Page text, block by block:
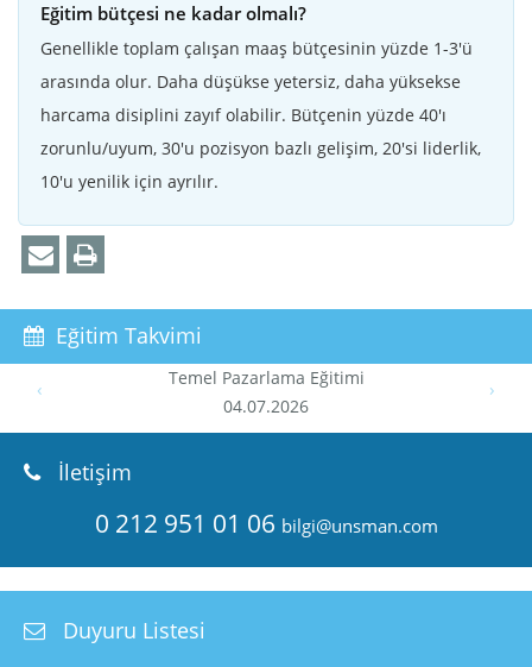
Eğitim bütçesi ne kadar olmalı?
Genellikle toplam çalışan maaş bütçesinin yüzde 1-3'ü
arasında olur. Daha düşükse yetersiz, daha yüksekse
harcama disiplini zayıf olabilir. Bütçenin yüzde 40'ı
zorunlu/uyum, 30'u pozisyon bazlı gelişim, 20'si liderlik,
10'u yenilik için ayrılır.
Eğitim Takvimi
Temel Pazarlama Eğitimi
04.07.2026
‹ ›
İletişim
0 212 951 01 06 bilgi@unsman.com
Duyuru Listesi